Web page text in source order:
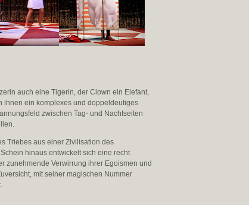
auch eine Tigerin, der Clown ein Elefant,
ihnen ein komplexes und doppeldeutiges
zwischen Tag- und Nachtseiten
Triebes aus einer Zivilisation des
hinaus entwickelt sich eine recht
zunehmende Verwirrung ihrer Egoismen und
mit seiner magischen Nummer